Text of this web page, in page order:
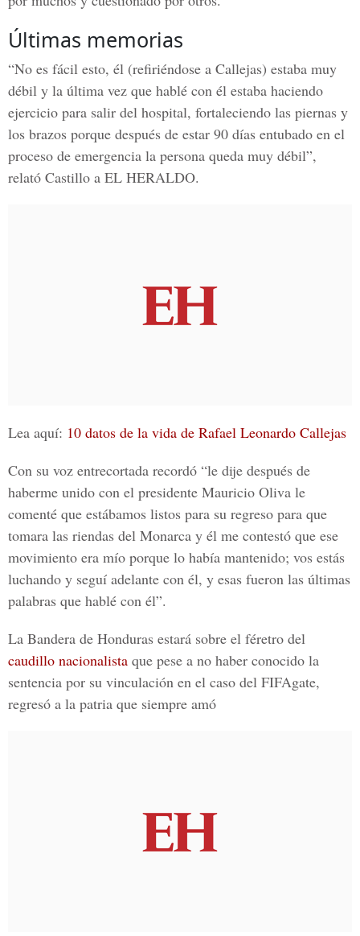
Últimas memorias
“No es fácil esto, él (refiriéndose a Callejas) estaba muy
débil y la última vez que hablé con él estaba haciendo
ejercicio para salir del hospital, fortaleciendo las piernas y
los brazos porque después de estar 90 días entubado en el
proceso de emergencia la persona queda muy débil”,
relató Castillo a EL HERALDO.
Lea aquí: 10 datos de la vida de Rafael Leonardo Callejas
Con su voz entrecortada recordó “le dije después de
haberme unido con el presidente Mauricio Oliva le
comenté que estábamos listos para su regreso para que
tomara las riendas del Monarca y él me contestó que ese
movimiento era mío porque lo había mantenido; vos estás
luchando y seguí adelante con él, y esas fueron las últimas
palabras que hablé con él”.
La Bandera de Honduras estará sobre el féretro del
caudillo nacionalista que pese a no haber conocido la
sentencia por su vinculación en el caso del FIFAgate,
regresó a la patria que siempre amó